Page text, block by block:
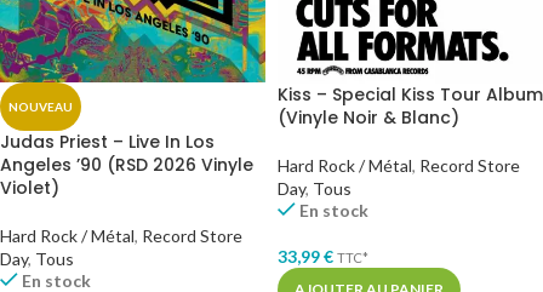
NOUVEAU
Judas Priest – Live In Los
Angeles ’90 (RSD 2026 Vinyle
Violet)
Hard Rock / Métal, Record Store
Day, Tous
En stock
Kiss – Special Kiss Tour Album
(Vinyle Noir & Blanc)
Hard Rock / Métal, Record Store
Day, Tous
En stock
33,99€ TTC*